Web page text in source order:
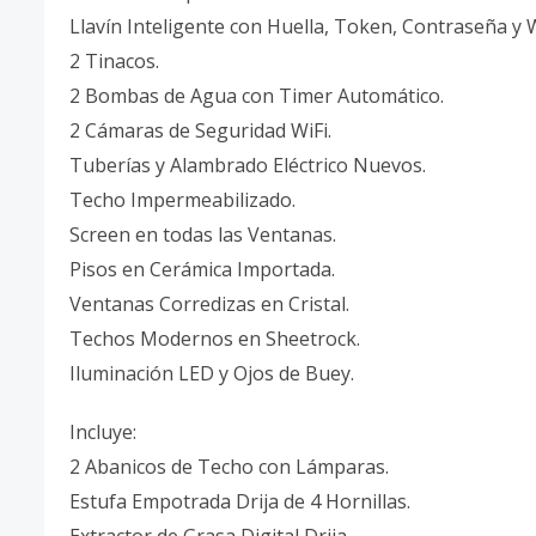
Llavín Inteligente con Huella, Token, Contraseña y
2 Tinacos.
2 Bombas de Agua con Timer Automático.
2 Cámaras de Seguridad WiFi.
Tuberías y Alambrado Eléctrico Nuevos.
Techo Impermeabilizado.
Screen en todas las Ventanas.
Pisos en Cerámica Importada.
Ventanas Corredizas en Cristal.
Techos Modernos en Sheetrock.
Iluminación LED y Ojos de Buey.
Incluye:
2 Abanicos de Techo con Lámparas.
Estufa Empotrada Drija de 4 Hornillas.